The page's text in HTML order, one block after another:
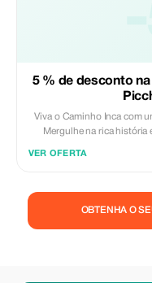
5 % de desconto
Viva o Caminho Inca com
Mergulhe na rica história
VER OFERTA
OBTENHA O